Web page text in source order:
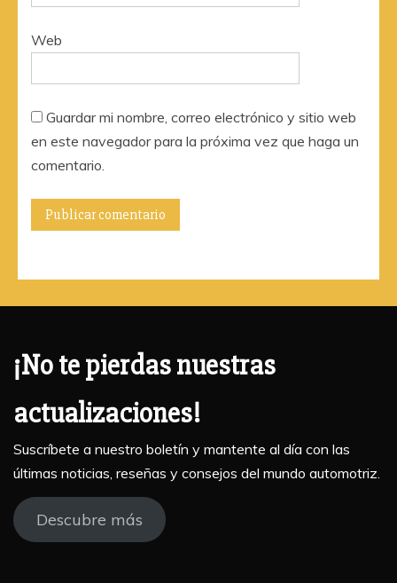
Web
Guardar mi nombre, correo electrónico y sitio web
en este navegador para la próxima vez que haga un
comentario.
¡No te pierdas nuestras
actualizaciones!
Suscríbete a nuestro boletín y mantente al día con las
últimas noticias, reseñas y consejos del mundo automotriz.
Descubre más